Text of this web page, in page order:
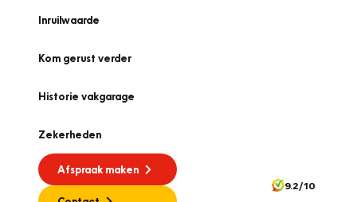
Inruilwaarde
Kom gerust verder
Historie vakgarage
Zekerheden
Afspraak maken
9.2/10